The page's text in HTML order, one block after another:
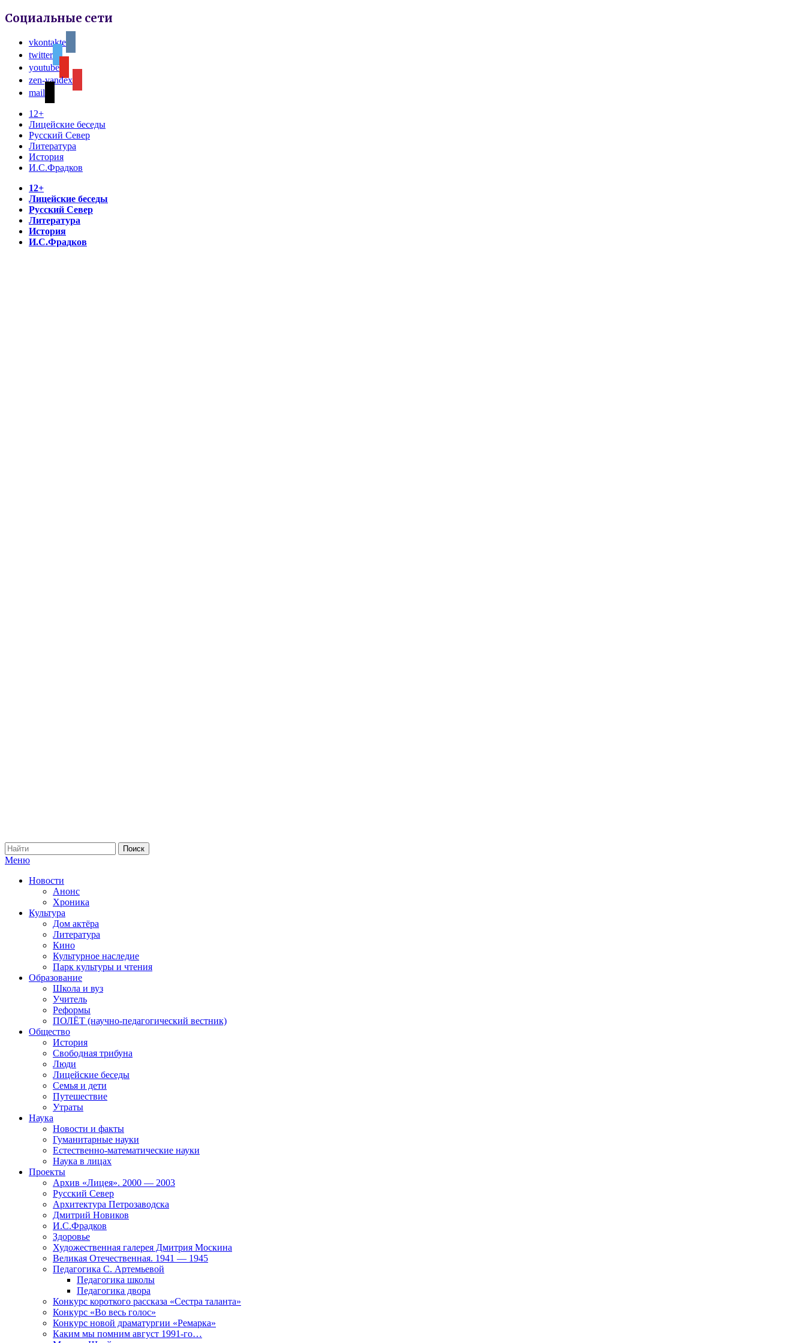
Социальные сети
vkontakte
twitter
youtube
zen-yandex
mail
12+
Лицейские беседы
Русский Север
Литература
История
И.С.Фрадков
12+
Лицейские беседы
Русский Север
Литература
История
И.С.Фрадков
Меню
Новости
Анонс
Хроника
Культура
Дом актёра
Литература
Кино
Культурное наследие
Парк культуры и чтения
Образование
Школа и вуз
Учитель
Реформы
ПОЛЁТ (научно-педагогический вестник)
Общество
История
Свободная трибуна
Люди
Лицейские беседы
Семья и дети
Путешествие
Утраты
Наука
Новости и факты
Гуманитарные науки
Естественно-математические науки
Наука в лицах
Проекты
Архив «Лицея». 2000 — 2003
Русский Север
Архитектура Петрозаводска
Дмитрий Новиков
И.С.Фрадков
Здоровье
Художественная галерея Дмитрия Москина
Великая Отечественная. 1941 — 1945
Педагогика С. Артемьевой
Педагогика школы
Педагогика двора
Конкурс короткого рассказа «Сестра таланта»
Конкурс «Во весь голос»
Конкурс новой драматургии «Ремарка»
Каким мы помним август 1991-го…